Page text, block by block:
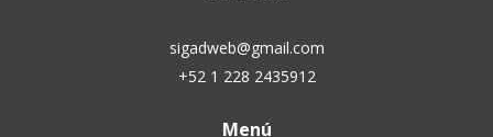
sigadweb@gmail.com
+52 1 228 2435912
Menú